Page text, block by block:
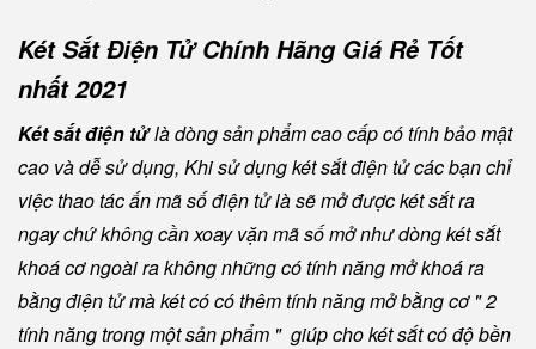
Két Sắt Điện Tử Chính Hãng Giá Rẻ Tốt
nhất 2021
Két sắt điện tửlà dòng sản phẩm cao cấp có tính bảo mật
cao và dễ sử dụng, Khi sử dụng két sắt điện tử các bạn chỉ
việc thao tác ấn mã số điện tử là sẽ mở được két sắt ra
ngay chứ không cần xoay vặn mã số mở như dòng két sắt
khoá cơ ngoài ra không những có tính năng mở khoá ra
bằng điện tử mà két có có thêm tính năng mở bằng cơ " 2
tính năng trong một sản phẩm " giúp cho két sắt có độ bền